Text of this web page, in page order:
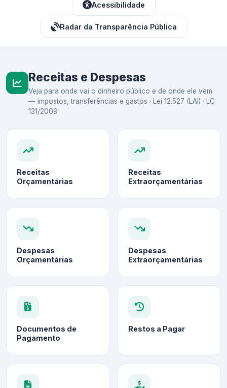
Acessibilidade
Radar da Transparência Pública
Receitas e Despesas
Veja para onde vai o dinheiro público e de onde ele vem
— impostos, transferências e gastos · Lei 12.527 (LAI) · LC
131/2009
Receitas
Orçamentárias
Receitas
Extraorçamentárias
Despesas
Orçamentárias
Despesas
Extraorçamentárias
Documentos de
Pagamento
Restos a Pagar